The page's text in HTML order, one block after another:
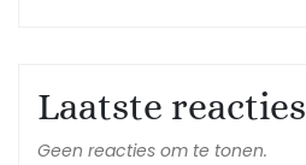
Laatste reacties
Geen reacties om te tonen.